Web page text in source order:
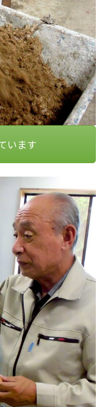
います